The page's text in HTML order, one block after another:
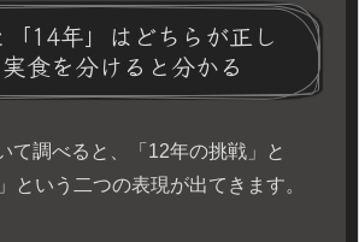
「14年」はどちらが正し
食を分けると分かる
て調べると、「12年の挑戦」と
という二つの表現が出てきます。